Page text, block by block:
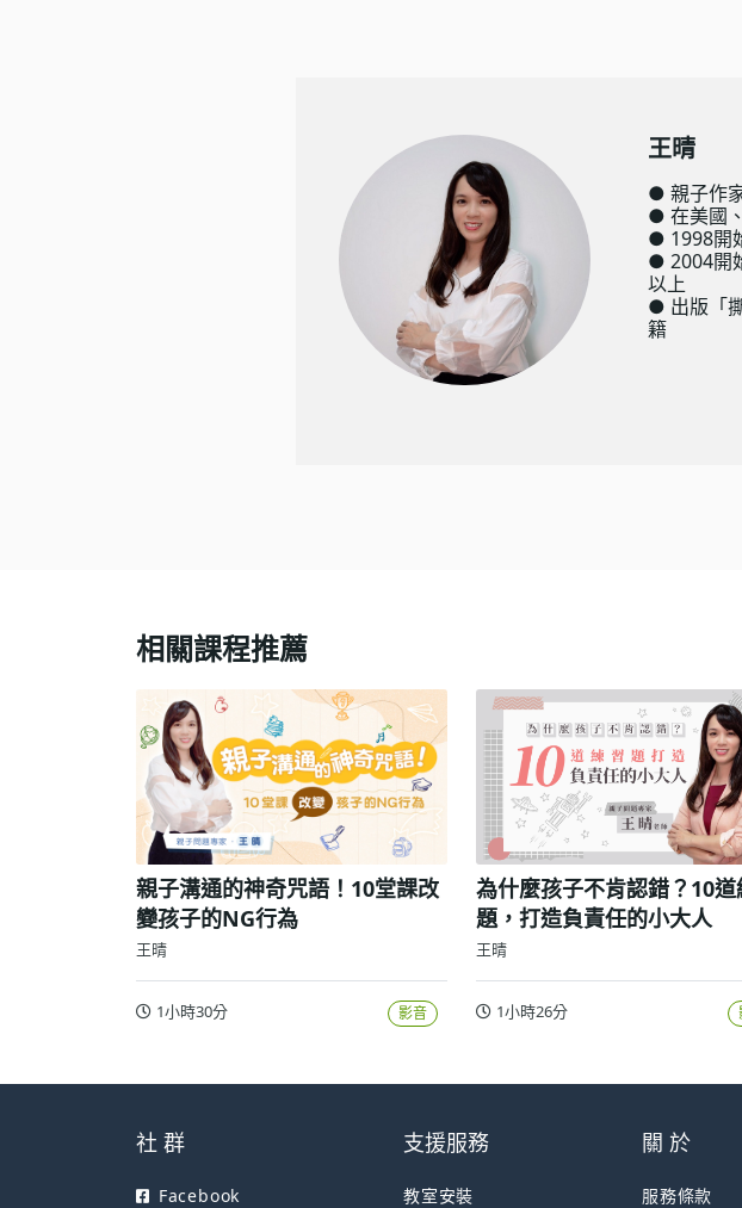
王晴
● 親子作
● 在美國
● 1998開
● 2004開
以上
● 出版「
籍
相關課程推薦
親子溝通的神奇咒語！10堂課改
變孩子的NG行為
王晴
1小時30分 影音
為什麼孩子不肯認錯？10道
題，打造負責任的小大人
王晴
1小時26分
社 群
Facebook
支援服務
教室安裝
關 於
服務條款